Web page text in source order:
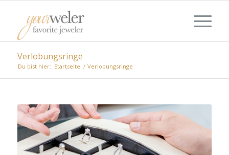
Verlobungsringe
Du bist hier: Startseite / Verlobungsringe